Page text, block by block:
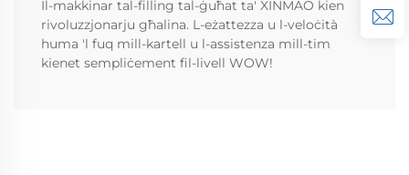
Il-makkinar tal-filling tal-ġuħat ta' XINMAO kien
rivoluzzjonarju għalina. L-eżattezza u l-veloċità
huma 'l fuq mill-kartell u l-assistenza mill-tim
kienet sempliċement fil-livell WOW!